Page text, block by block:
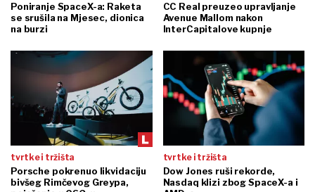
Poniranje SpaceX-a: Raketa
se srušila na Mjesec, dionica
na burzi
CC Real preuzeo upravljanje
Avenue Mallom nakon
InterCapitalove kupnje
tvrtke i tržišta
Porsche pokrenuo likvidaciju
bivšeg Rimčevog Greypa,
tvrtke i tržišta
Dow Jones ruši rekorde,
Nasdaq klizi zbog SpaceX-a i